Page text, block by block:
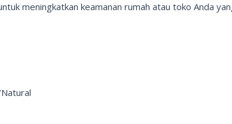
meningkatkan keamanan rumah atau toko Anda